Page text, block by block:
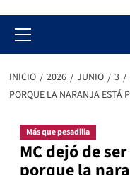
Menu
INICIO 2026 JUNIO 3
PORQUE LA NARANJA ESTÁ
Más que pesadilla
MC dejó de